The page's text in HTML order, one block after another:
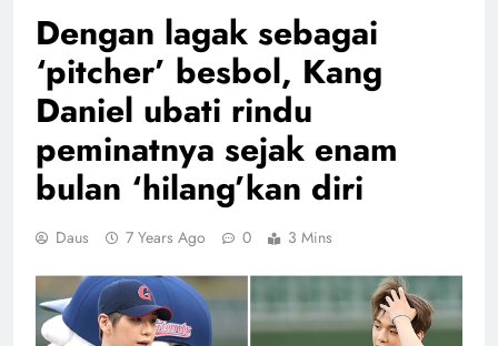
Dengan lagak sebagai
‘pitcher’ besbol, Kang
Daniel ubati rindu
peminatnya sejak enam
bulan ‘hilang’kan diri
Daus 7 Years Ago 0 3 Mins